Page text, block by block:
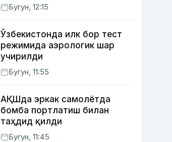
Бугун, 12:15
Ўзбекистонда илк бор тест
режимида аэрологик шар
учирилди
Бугун, 11:55
АҚШда эркак самолётда
бомба портлатиш билан
таҳдид қилди
Бугун, 11:45